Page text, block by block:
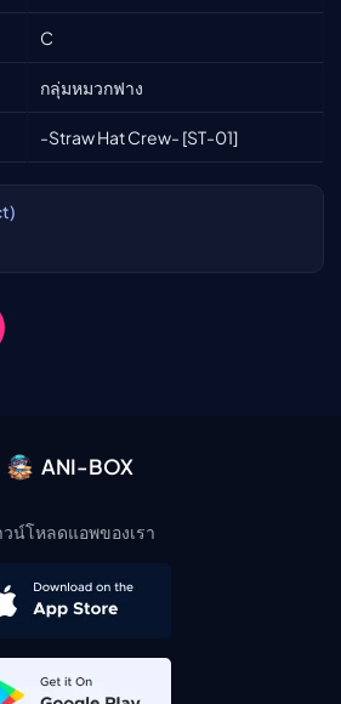
C
กลุ่มหมวกฟาง
-Straw Hat Crew- [ST-01]
ANI-BOX
วน์โหลดแอพของเรา